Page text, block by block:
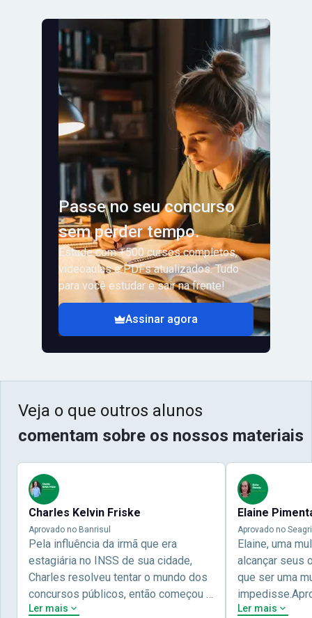
Passe no seu concurso
sem perder tempo.
Estude com +500 cursos completos,
videoaulas e PDFs atualizados. Tudo
para você estudar e sair na frente!
Assinar agora
Veja o que outros alunos
comentam sobre os nossos materiais
Charles Kelvin Friske
Aprovado no Banrisul
Pela influência da irmã que era
estagiária no INSS de sua cidade,
Charles resolveu tentar o mundo dos
concursos públicos, então começou a
estudar com contéudo gratuito que a
Ler mais
Elaine
Aprovado no
Elaine, uma
alcançar seus
que ser uma
concursos
Ler mais